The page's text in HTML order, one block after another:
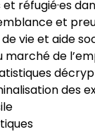
réfugié·es
et
vie et aide
marché de
des